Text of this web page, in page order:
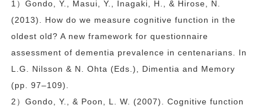
1）Gondo, Y., Masui, Y., Inagaki, H., & Hirose, N.
(2013). How do we measure cognitive function in the
oldest old? A new framework for questionnaire
assessment of dementia prevalence in centenarians. In
L.G. Nilsson & N. Ohta (Eds.), Dimentia and Memory
(pp. 97–109).
2）Gondo, Y., & Poon, L. W. (2007). Cognitive function